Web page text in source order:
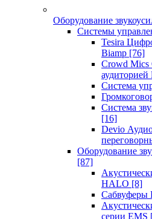
Оборудование
Системы
Tesira
Biamp [76]
Crowd Mics
аудиторией
Система
Система
[16]
Devio
Оборудование
[87]
HALO [8]
Сабвуферы
серии EMS